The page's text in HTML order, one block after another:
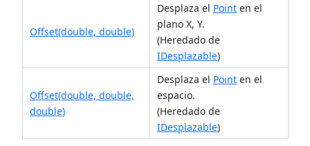
Offset(double, double)
Desplaza el Point en el
plano X, Y.
(Heredado de
IDesplazable)
Offset(double, double,
double)
Desplaza el Point en el
espacio.
(Heredado de
IDesplazable)